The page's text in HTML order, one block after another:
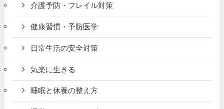
介護予防・フレイル対策
健康習慣・予防医学
日常生活の安全対策
気楽に生きる
睡眠と休養の整え方